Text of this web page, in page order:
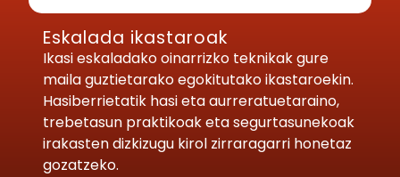
Eskalada ikastaroak
Ikasi eskaladako oinarrizko teknikak gure
maila guztietarako egokitutako ikastaroekin.
Hasiberrietatik hasi eta aurreratuetaraino,
trebetasun praktikoak eta segurtasunekoak
irakasten dizkizugu kirol zirraragarri honetaz
gozatzeko.